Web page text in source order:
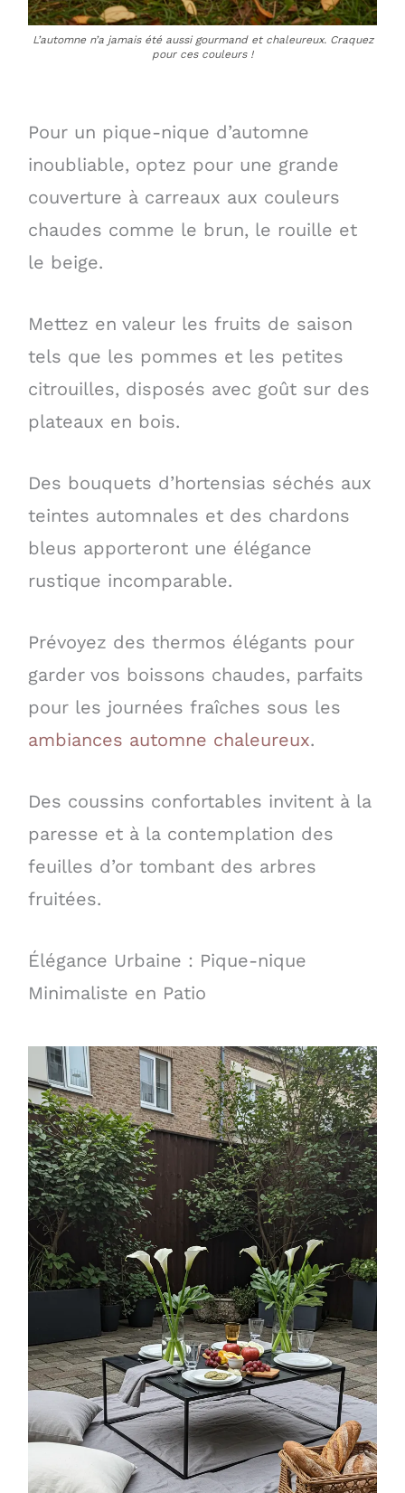
L’automne n’a jamais été aussi gourmand et chaleureux. Craquez
pour ces couleurs !
Pour un pique-nique d’automne
inoubliable, optez pour une grande
couverture à carreaux aux couleurs
chaudes comme le brun, le rouille et
le beige.
Mettez en valeur les fruits de saison
tels que les pommes et les petites
citrouilles, disposés avec goût sur des
plateaux en bois.
Des bouquets d’hortensias séchés aux
teintes automnales et des chardons
bleus apporteront une élégance
rustique incomparable.
Prévoyez des thermos élégants pour
garder vos boissons chaudes, parfaits
pour les journées fraîches sous les
ambiances automne chaleureux.
Des coussins confortables invitent à la
paresse et à la contemplation des
feuilles d’or tombant des arbres
fruitées.
Élégance Urbaine : Pique-nique
Minimaliste en Patio